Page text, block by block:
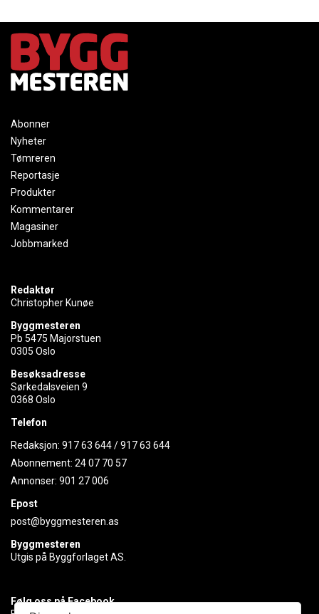
Abonner
Nyheter
Tømreren
Reportasje
Produkter
Kommentarer
Magasiner
Jobbmarked
Redaktør
Christopher Kunøe
Byggmesteren
Pb 5475 Majorstuen
0305 Oslo
Besøksadresse
Sørkedalsveien 9
0368 Oslo
Telefon
Redaksjon: 917 63 644/917 63 644
Abonnement: 24 07 70 57
Annonser: 901 27 006
Epost
post@byggmesteren.as
Byggmesteren
Utgis på Byggforlaget AS.
Følg oss på Facebook